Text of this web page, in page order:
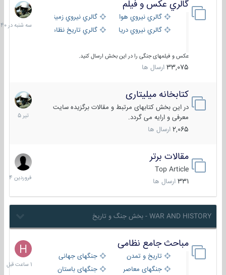
گالري عكس و فيلم
گالري نيروي هوايي
گالري نيروي زميني
گالري نيروي دريايي
گالري تاریخ نظامی
عکس و فیلمهای جنگی را در این بخش ارسال کنید.
33,075 ارسال ها
سه
شنبه
در
کتابخانه میلیتاری
در این بخش کتابهای مرتبط و مقالات برگزیده سایت
معرفی و ارایه می گردد.
2,065 ارسال ها
16
تیر
1405
مقالات برتر
Top Article
331 ارسال ها
29
فروردین
1404
WAR AND HISTORY - بخش جنگ و تاریخ
مباحث جامع نظامی
تاریخ و تمدن
جنگهای جهانی
جنگهای معاصر
جنگهای باستان
1
ساعت
قبل